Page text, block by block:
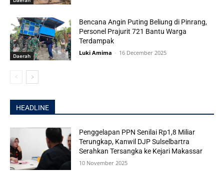
Daerah
Bencana Angin Puting Beliung di Pinrang,
Personel Prajurit 721 Bantu Warga
Terdampak
Luki Amima - 16 December 2025
HEADLINE
Penggelapan PPN Senilai Rp1,8 Miliar
Terungkap, Kanwil DJP Sulselbartra
Serahkan Tersangka ke Kejari Makassar
10 November 2025